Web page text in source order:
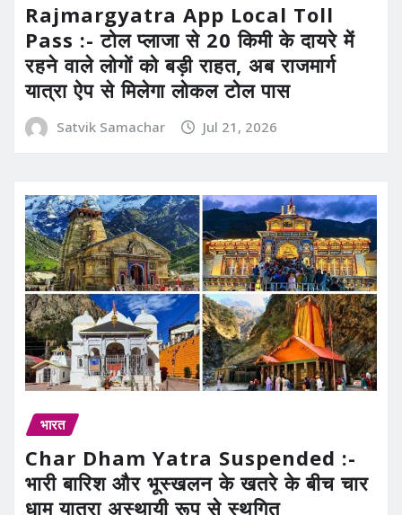
Rajmargyatra App Local Toll
Pass :- टोल प्लाजा से 20 किमी के दायरे में
रहने वाले लोगों को बड़ी राहत, अब राजमार्ग
यात्रा ऐप से मिलेगा लोकल टोल पास
Satvik Samachar Jul 21, 2026
भारत
Char Dham Yatra Suspended :-
भारी बारिश और भूस्खलन के खतरे के बीच चार
धाम यात्रा अस्थायी रूप से स्थगित